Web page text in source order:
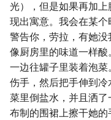
光），但是如果再加
现出寓意。我会在某
警告你，劳拉，有她
像厨房里的味道一样
一边往罐子里装着泡
伤手，然后把手伸到
菜里倒盐水，并且洒
布制的围裙上擦干她